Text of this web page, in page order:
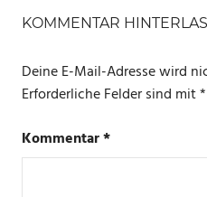
IKEA
HOME
KOMMENTAR
Deine E-Mail-Adresse wird
Erforderliche Felder sind mit*
Kommentar*